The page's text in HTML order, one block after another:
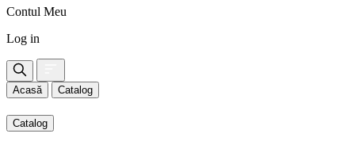
Contul Meu
Log in
Acasă Catalog
Catalog